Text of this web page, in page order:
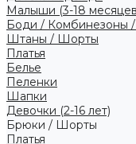
Малыши (3-18
Боди / Комбинезоны
Штаны / Шорты
Платья
Белье
Пеленки
Шапки
Девочки (2-16 лет)
Брюки / Шорты
Платья